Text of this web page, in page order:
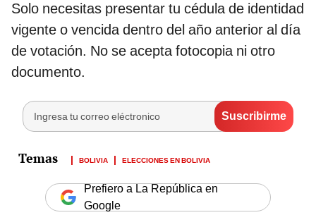
Solo necesitas presentar tu cédula de identidad
vigente o vencida dentro del año anterior al día
de votación. No se acepta fotocopia ni otro
documento.
BOLIVIA ELECCIONES EN BOLIVIA
Prefiero a La República en
Google